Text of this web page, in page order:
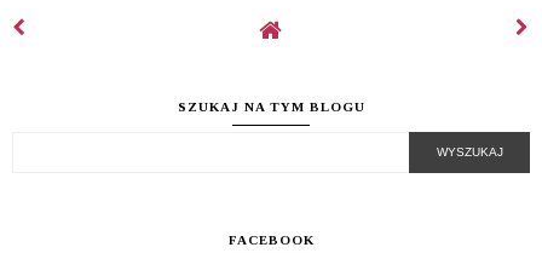
SZUKAJ NA TYM BLOGU
FACEBOOK